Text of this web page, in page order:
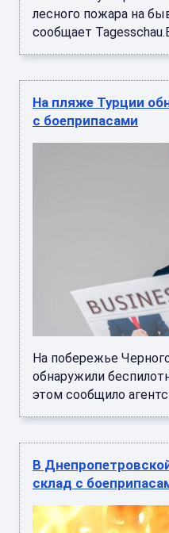
лесного пожара на
сообщает
На пляже Турции
с боеприпасами
На побережье
обнаружили
этом сообщило
В
склад с